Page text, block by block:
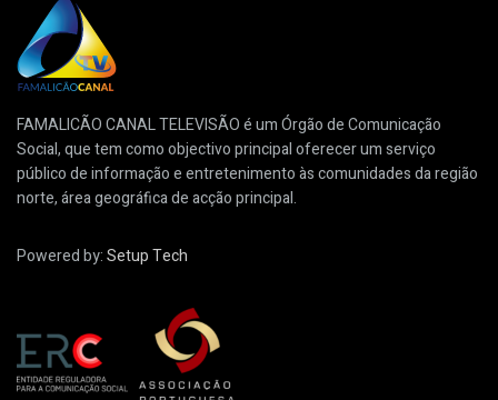
FAMALICÃO CANAL TELEVISÃO é um Órgão de Comunicação
Social, que tem como objectivo principal oferecer um serviço
público de informação e entretenimento às comunidades da região
norte, área geográfica de acção principal.
Powered by:Setup Tech